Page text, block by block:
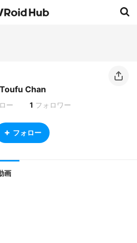
Toufu Chan
ー 1 フォロワー
フォロー
画